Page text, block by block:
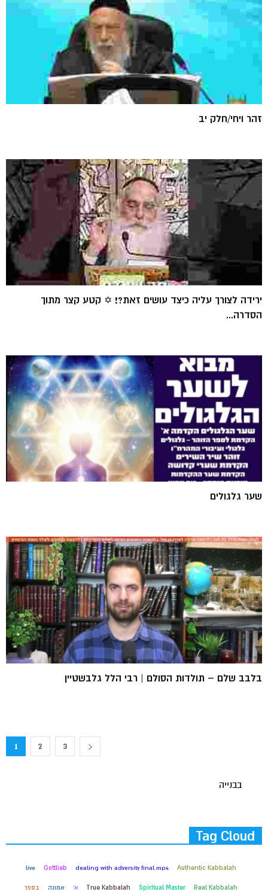
זהר ויחי/חלק יב
ירידה לצורך עליה כיצד עושים זאת?! ✡️ קטע קצר מתוך
הסדרה...
שער גלגולים
בלבב שלם – תולדות הסולם | רבי הלל גלבשטיין
1 2 3
בבנייה
Tag Cloud
Authentic Kabbalah
dealing with adversity final.mp4
Gottlieb
live
Real Kabbalah
Spiritual Master
True Kabbalah א' אמונה בספר